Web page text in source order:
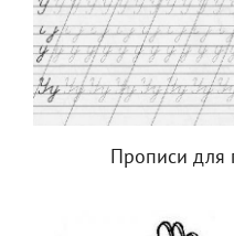
Прописи для